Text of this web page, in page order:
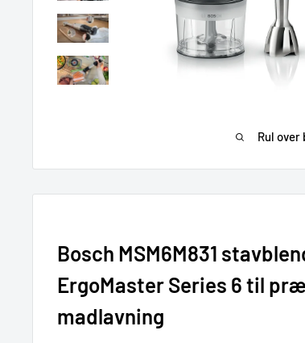
Rul
Bosch MSM6M831
ErgoMaster Series 6 til
madlavning